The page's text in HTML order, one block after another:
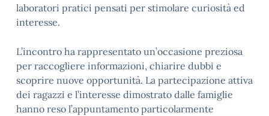
laboratori pratici pensati per stimolare curiosità ed
interesse.
L’incontro ha rappresentato un’occasione preziosa
per raccogliere informazioni, chiarire dubbi e
scoprire nuove opportunità. La partecipazione attiva
dei ragazzi e l’interesse dimostrato dalle famiglie
hanno reso l’appuntamento particolarmente